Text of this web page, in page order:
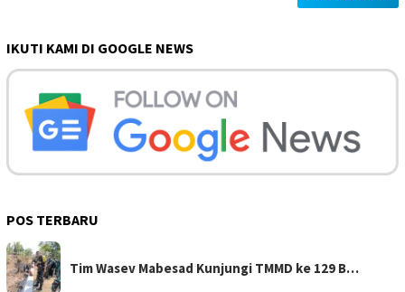
IKUTI KAMI DI GOOGLE NEWS
POS TERBARU
Tim Wasev Mabesad Kunjungi TMMD ke 129 B…